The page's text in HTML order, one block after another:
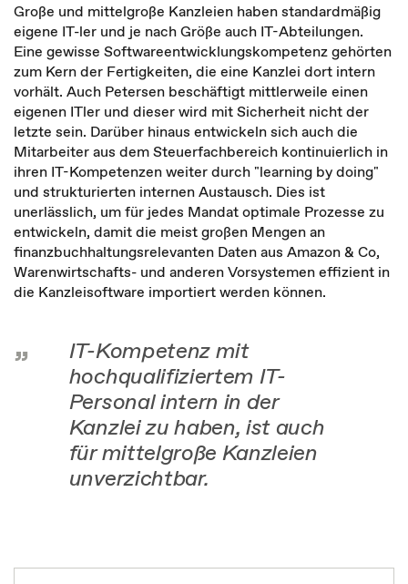
Große und mittelgroße Kanzleien haben standardmäßig
eigene IT-ler und je nach Größe auch IT-Abteilungen.
Eine gewisse Softwareentwicklungskompetenz gehörten
zum Kern der Fertigkeiten, die eine Kanzlei dort intern
vorhält. Auch Petersen beschäftigt mittlerweile einen
eigenen ITler und dieser wird mit Sicherheit nicht der
letzte sein. Darüber hinaus entwickeln sich auch die
Mitarbeiter aus dem Steuerfachbereich kontinuierlich in
ihren IT-Kompetenzen weiter durch "learning by doing"
und strukturierten internen Austausch. Dies ist
unerlässlich, um für jedes Mandat optimale Prozesse zu
entwickeln, damit die meist großen Mengen an
finanzbuchhaltungsrelevanten Daten aus Amazon & Co,
Warenwirtschafts- und anderen Vorsystemen effizient in
die Kanzleisoftware importiert werden können.
IT-Kompetenz mit
hochqualifiziertem IT-
Personal intern in der
Kanzlei zu haben, ist auch
für mittelgroße Kanzleien
unverzichtbar.